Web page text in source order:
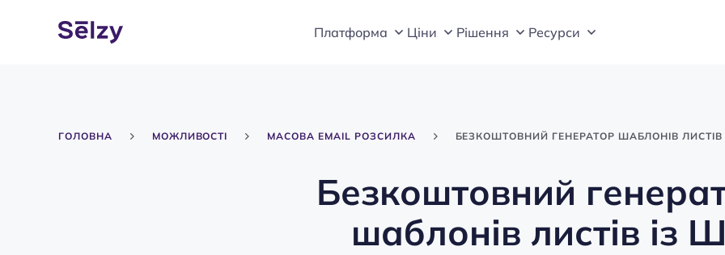
Платформа Цiни Рішення Ресурси
ГОЛОВНА МОЖЛИВОСТІ МАСОВА EMAIL РОЗСИЛКА БЕЗКОШТОВНИЙ ГЕНЕРАТОР ШАБЛОНІВ ЛИСТІВ
Безкоштовний
шаблонів листів із